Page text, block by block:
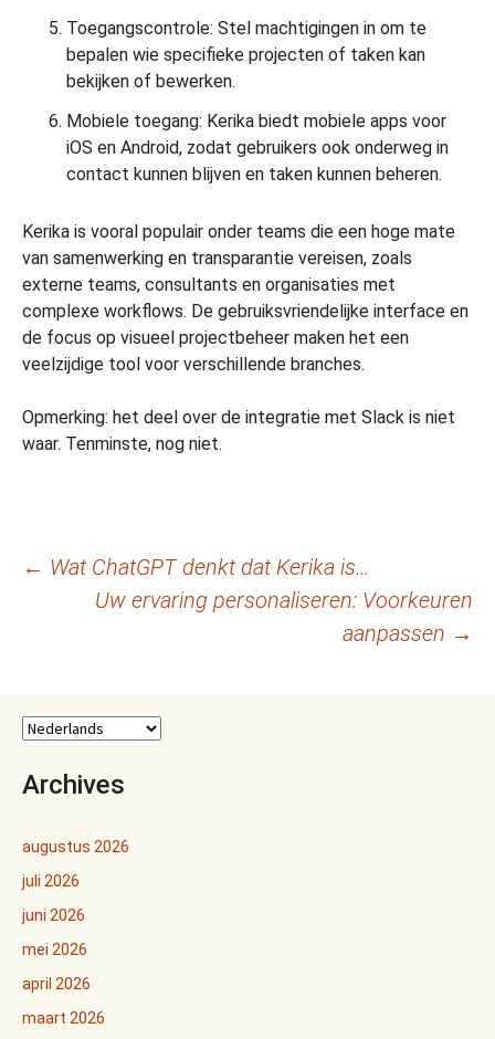
Toegangscontrole: Stel machtigingen in om te
bepalen wie specifieke projecten of taken kan
bekijken of bewerken.
Mobiele toegang: Kerika biedt mobiele apps voor
iOS en Android, zodat gebruikers ook onderweg in
contact kunnen blijven en taken kunnen beheren.
Kerika is vooral populair onder teams die een hoge mate
van samenwerking en transparantie vereisen, zoals
externe teams, consultants en organisaties met
complexe workflows. De gebruiksvriendelijke interface en
de focus op visueel projectbeheer maken het een
veelzijdige tool voor verschillende branches.
Opmerking: het deel over de integratie met Slack is niet
waar. Tenminste, nog niet.
Berichtnavigatie
← Wat ChatGPT denkt dat Kerika is…
Uw ervaring personaliseren: Voorkeuren
aanpassen →
Archives
augustus 2026
juli 2026
juni 2026
mei 2026
april 2026
maart 2026